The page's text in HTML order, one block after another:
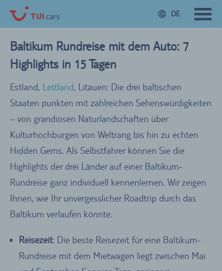
DE
Baltikum Rundreise mit dem Auto: 7
Highlights in 15 Tagen
Estland, Lettland, Litauen: Die drei baltischen
Staaten punkten mit zahlreichen Sehenswürdigkeiten
– von grandiosen Naturlandschaften über
Kulturhochburgen von Weltrang bis hin zu echten
Hidden Gems. Als Selbstfahrer können Sie die
Highlights der drei Länder auf einer Baltikum-
Rundreise ganz individuell kennenlernen. Wir zeigen
Ihnen, wie Ihr unvergesslicher Roadtrip durch das
Baltikum verlaufen könnte.
Reisezeit: Die beste Reisezeit für eine Baltikum-
Rundreise mit dem Mietwagen liegt zwischen Mai